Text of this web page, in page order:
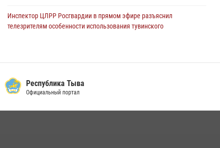
Инспектор ЦЛРР Росгвардии в прямом эфире разъяснил
телезрителям особенности использования тувинского
Чемпионата по лёгкой атлетике Наадым-2026
23 июля 2026, 09:24
Республика Тыва
Официальный портал